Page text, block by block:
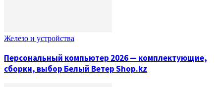
Железо и устройства
Персональный компьютер 2026 — комплектующие,
сборки, выбор Белый Ветер Shop.kz